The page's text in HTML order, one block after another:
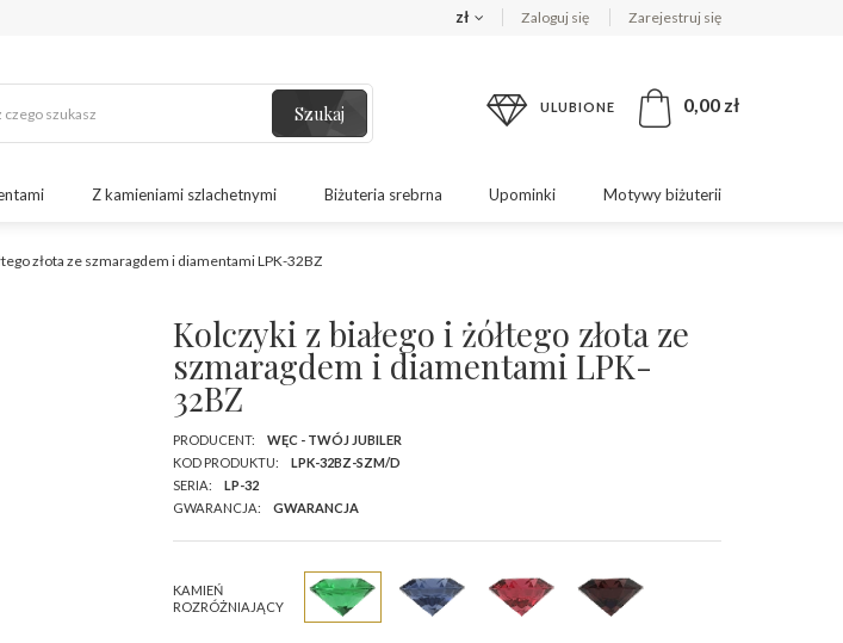
zł Zaloguj się Zarejestruj się
Szukaj ULUBIONE 0,00 zł
Z kamieniami szlachetnymi Biżuteria srebrna Upominki Motywy biżuterii
złota ze szmaragdem i diamentami LPK-32BZ
Kolczyki z białego i żółtego złota ze
szmaragdem i diamentami LPK-
32BZ
PRODUCENT:
WĘC - TWÓJ JUBILER
KOD PRODUKTU:
LPK-32BZ-SZM/D
SERIA:
LP-32
GWARANCJA:
GWARANCJA
KAMIEŃ
ROZRÓŻNIAJĄCY